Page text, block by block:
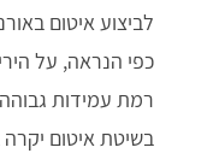
לביצוע איטום
כפי הנראה, על
רמת עמידות
בשיטת איטום